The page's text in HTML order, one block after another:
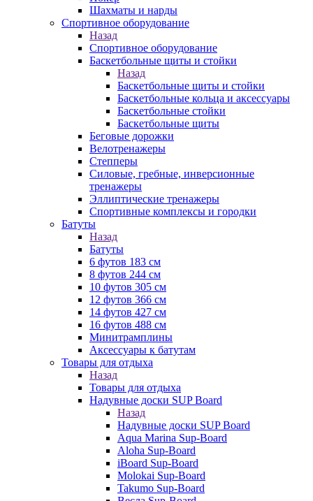
Шахматы и нарды
Спортивное оборудование
Назад
Спортивное оборудование
Баскетбольные щиты и стойки
Назад
Баскетбольные щиты и стойки
Баскетбольные кольца и аксессуары
Баскетбольные стойки
Баскетбольные щиты
Беговые дорожки
Велотренажеры
Степперы
Силовые, гребные, инверсионные
тренажеры
Эллиптические тренажеры
Спортивные комплексы и городки
Батуты
Назад
Батуты
6 футов 183 см
8 футов 244 см
10 футов 305 см
12 футов 366 см
14 футов 427 см
16 футов 488 см
Минитрамплины
Аксессуары к батутам
Товары для отдыха
Назад
Товары для отдыха
Надувные доски SUP Board
Назад
Надувные доски SUP Board
Aqua Marina Sup-Board
Aloha Sup-Board
iBoard Sup-Board
Molokai Sup-Board
Takumo Sup-Board